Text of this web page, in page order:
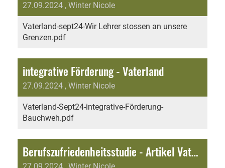
27.09.2024 , Winter Nicole
Vaterland-sept24-Wir Lehrer stossen an unsere
Grenzen.pdf
integrative Förderung - Vaterland
27.09.2024 , Winter Nicole
Vaterland-Sept24-integrative-Förderung-
Bauchweh.pdf
Berufszufriedenheitsstudie - Artikel Vaterland